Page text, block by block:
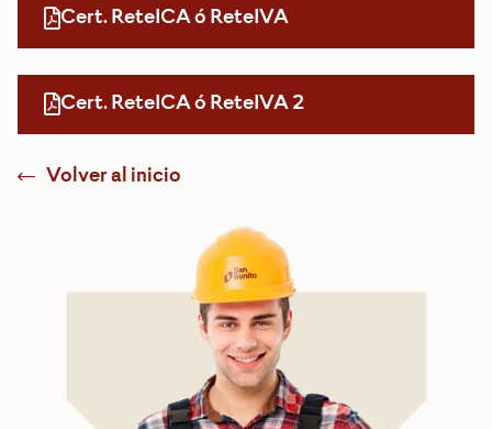
Cert. ReteICA ó ReteIVA
Cert. ReteICA ó ReteIVA 2
Volver al inicio